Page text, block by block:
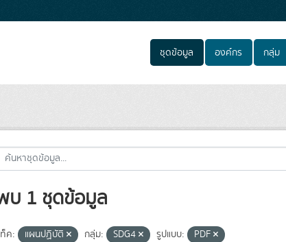
ชุดข้อมูล องค์กร กลุ่ม
บ 1 ชุดข้อมูล
ค: แผนปฏิบัติ กลุ่ม: SDG4 รูปแบบ: PDF